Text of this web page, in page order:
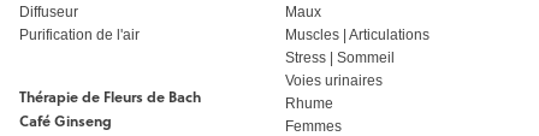
Diffuseur
Purification de l'air
Thérapie de Fleurs de Bach
Café Ginseng
Maux
Muscles | Articulations
Stress | Sommeil
Voies urinaires
Rhume
Femmes